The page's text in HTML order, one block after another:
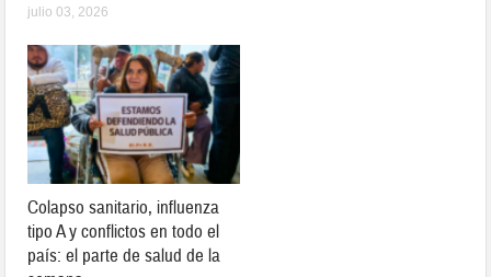
julio 03, 2026
Colapso sanitario, influenza
tipo A y conflictos en todo el
país: el parte de salud de la